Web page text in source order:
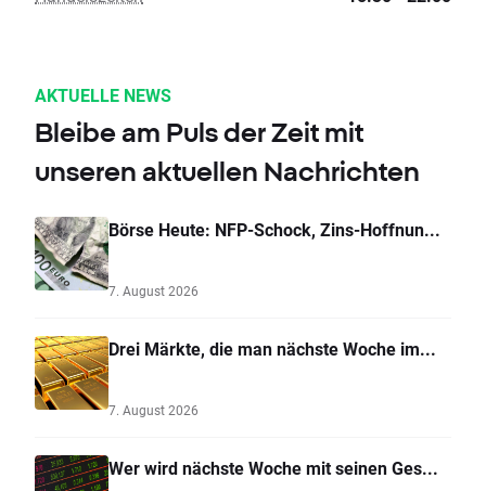
AKTUELLE NEWS
Bleibe am Puls der Zeit mit
unseren aktuellen Nachrichten
Börse Heute: NFP-Schock, Zins-Hoffnun...
7. August 2026
Drei Märkte, die man nächste Woche im...
7. August 2026
Wer wird nächste Woche mit seinen Ges...